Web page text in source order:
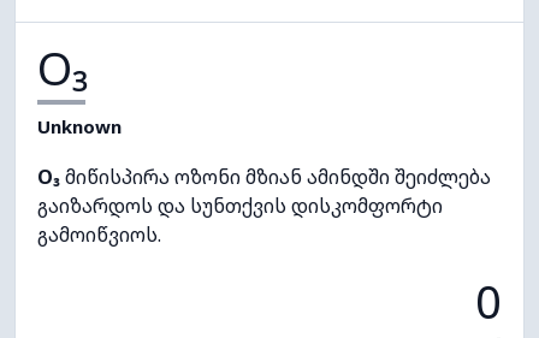
O₃
Unknown
O₃მიწისპირა ოზონი მზიან ამინდში შეიძლება
გაიზარდოს და სუნთქვის დისკომფორტი
გამოიწვიოს.
0